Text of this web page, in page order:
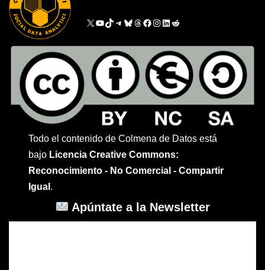
Todo el contenido de Colmena de Datos está
bajo Licencia Creative Commons:
Reconocimiento - No Comercial - Compartir
Igual .
Apúntate a la Newsletter